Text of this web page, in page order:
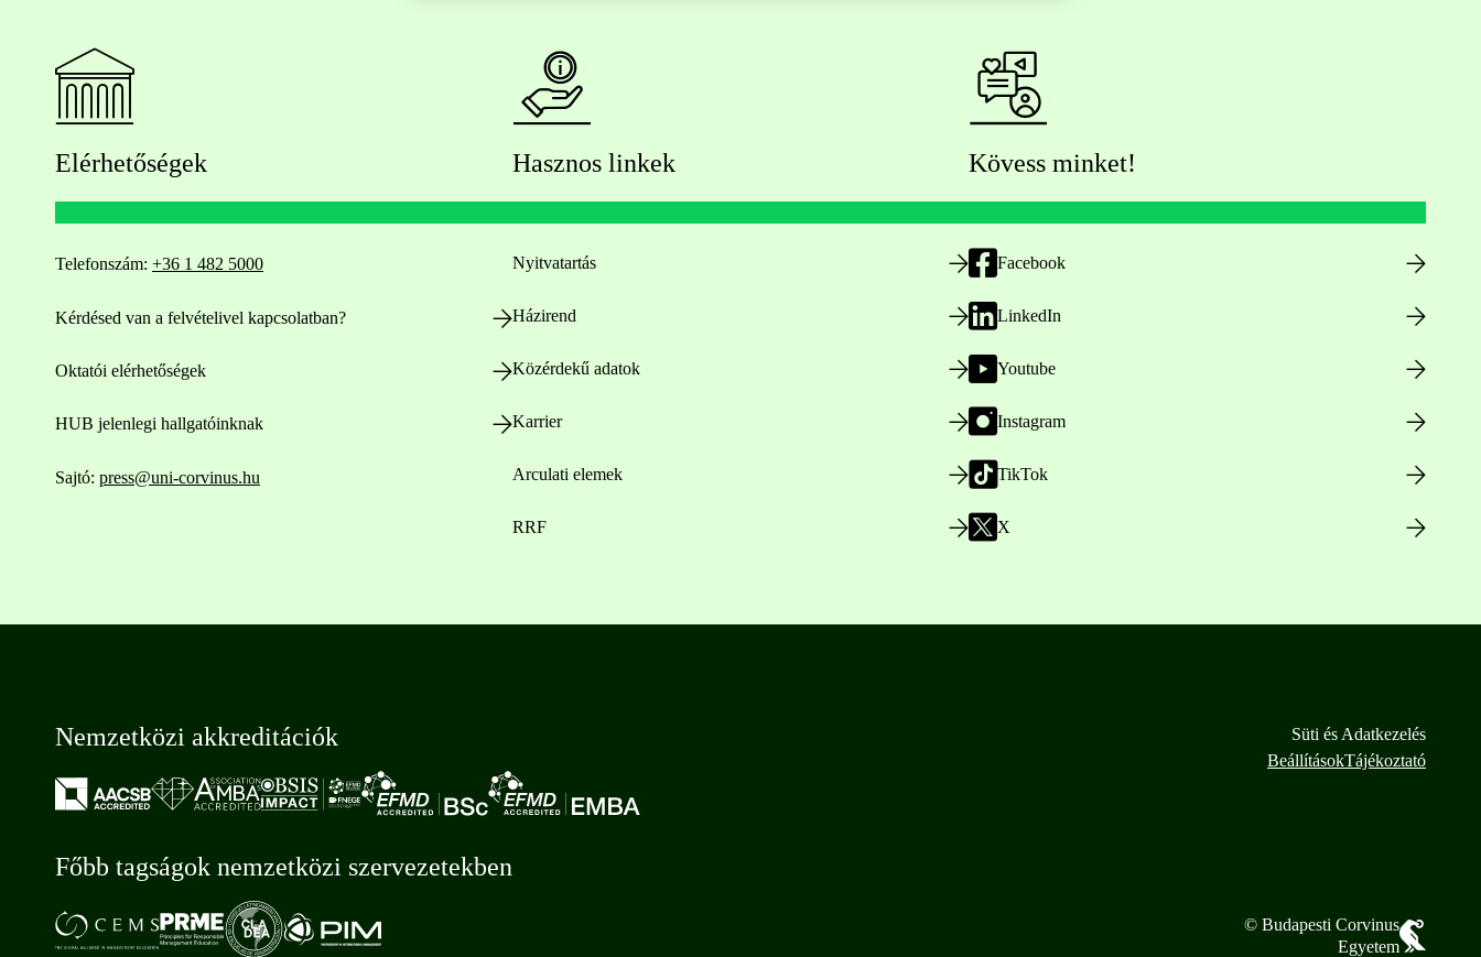
Elérhetőségek
Telefonszám: +36 1 482 5000
Kérdésed van a felvételivel kapcsolatban?
Oktatói elérhetőségek
HUB jelenlegi hallgatóinknak
Sajtó: press@uni-corvinus.hu
Hasznos linkek
Nyitvatartás
Házirend
Közérdekű adatok
Karrier
Arculati elemek
RRF
Kövess minket!
Facebook
LinkedIn
Youtube
Instagram
TikTok
X
Nemzetközi akkreditációk
Főbb tagságok nemzetközi szervezetekben
Süti és Adatkezelés
BeállításokTájékoztató
© Budapesti Corvinus
Egyetem